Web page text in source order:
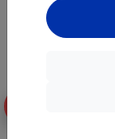
Διαθέσιμο > 5